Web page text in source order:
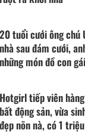
20 tuổi cưới ông chú
nhà sau đám cưới,
những món đồ con gái
Hotgirl tiếp viên
bất động sản, vừa
đẹp nõn nà, có 1